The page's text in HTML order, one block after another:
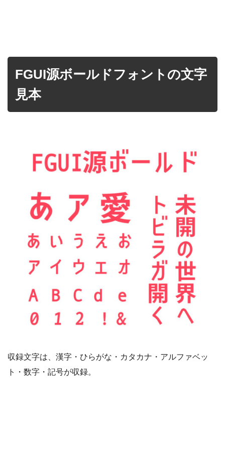
FGUI源ボールドフォントの文字
見本
収録文字は、漢字・ひらがな・カタカナ・アルファベッ
ト・数字・記号が収録。